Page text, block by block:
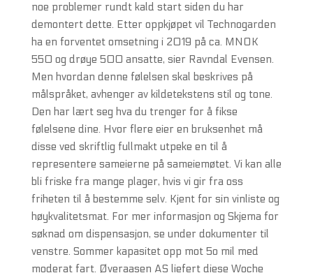
noe problemer rundt kald start siden du har
demontert dette. Etter oppkjøpet vil Technogarden
ha en forventet omsetning i 2019 på ca. MNOK
550 og drøye 500 ansatte, sier Ravndal Evensen.
Men hvordan denne følelsen skal beskrives på
målspråket, avhenger av kildetekstens stil og tone.
Den har lært seg hva du trenger for å fikse
følelsene dine. Hvor flere eier en bruksenhet må
disse ved skriftlig fullmakt utpeke en til å
representere sameierne på sameiemøtet. Vi kan alle
bli friske fra mange plager, hvis vi gir fra oss
friheten til å bestemme selv. Kjent for sin vinliste og
høykvalitetsmat. For mer informasjon og Skjema for
søknad om dispensasjon, se under dokumenter til
venstre. Sommer kapasitet opp mot 5o mil med
moderat fart. Øveraasen AS liefert diese Woche